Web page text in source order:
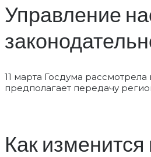
Управление
11 марта Госдума
предполагает передачу
Как